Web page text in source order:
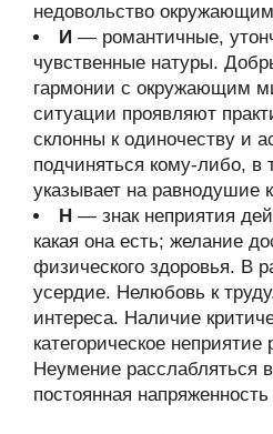
недовольство
И — романтичные,
чувственные натуры.
гармонии с окружающим
ситуации проявляют
склонны к одиночеству и
подчиняться кому-либо, в
указывает на равнодушие
Н — знак неприятия
какая она есть; желание
физического здоровья. В
усердие. Нелюбовь к
интереса. Наличие
категорическое
Неумение расслабляться
постоянная